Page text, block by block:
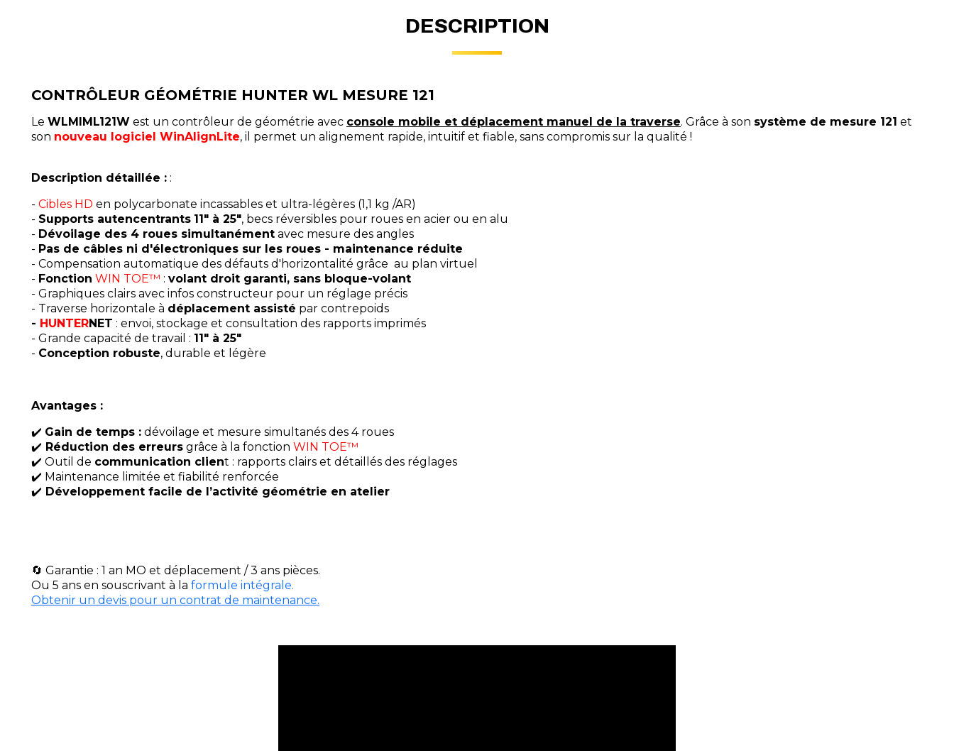
DESCRIPTION
CONTRÔLEUR GÉOMÉTRIE HUNTER WL MESURE 121
Le WLMIML121W est un contrôleur de géométrie avec console mobile et déplacement manuel de la traverse. Grâce à son système de mesure 121 et
son nouveau logiciel WinAlignLite, il permet un alignement rapide, intuitif et fiable, sans compromis sur la qualité !
Description détaillée : :
- Cibles HD en polycarbonate incassables et ultra-légères (1,1 kg /AR)
- Supports autencentrants 11" à 25", becs réversibles pour roues en acier ou en alu
- Dévoilage des 4 roues simultanément avec mesure des angles
- Pas de câbles ni d'électroniques sur les roues - maintenance réduite
- Compensation automatique des défauts d'horizontalité grâce au plan virtuel
- Fonction WIN TOE™ : volant droit garanti, sans bloque-volant
- Graphiques clairs avec infos constructeur pour un réglage précis
- Traverse horizontale à déplacement assisté par contrepoids
- HUNTERNET : envoi, stockage et consultation des rapports imprimés
- Grande capacité de travail : 11" à 25"
- Conception robuste, durable et légère
Avantages :
✔️ Gain de temps : dévoilage et mesure simultanés des 4 roues
✔️ Réduction des erreurs grâce à la fonction WIN TOE™
✔️ Outil de communication client : rapports clairs et détaillés des réglages
✔️ Maintenance limitée et fiabilité renforcée
✔️ Développement facile de l’activité géométrie en atelier
​🔄 Garantie : 1 an MO et déplacement / 3 ans pièces.
Ou 5 ans en souscrivant à la formule intégrale.
Obtenir un devis pour un contrat de maintenance.